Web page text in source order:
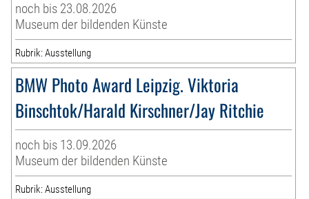
noch bis 23.08.2026
Museum der bildenden Künste
Rubrik: Ausstellung
BMW Photo Award Leipzig. Viktoria
Binschtok/Harald Kirschner/Jay Ritchie
noch bis 13.09.2026
Museum der bildenden Künste
Rubrik: Ausstellung